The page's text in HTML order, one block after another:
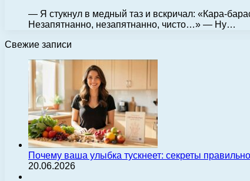
— Я стукнул в медный таз и вскричал: «Кара-
Незапятнанно, незапятнанно, чисто…» — Ну…
Свежие записи
Почему ваша улыбка тускнеет: секреты
20.06.2026